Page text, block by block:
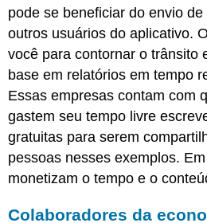
pode se beneficiar do envio
outros usuários do aplicativo.
você para contornar o trânsito
base em relatórios em tempo
Essas empresas contam com
gastem seu tempo livre
gratuitas para serem
pessoas nesses exemplos.
monetizam o tempo e o
Colaboradores da